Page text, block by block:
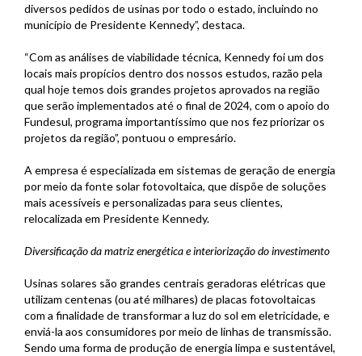
diversos pedidos de usinas por todo o estado, incluindo no
município de Presidente Kennedy”, destaca.
“Com as análises de viabilidade técnica, Kennedy foi um dos
locais mais propícios dentro dos nossos estudos, razão pela
qual hoje temos dois grandes projetos aprovados na região
que serão implementados até o final de 2024, com o apoio do
Fundesul, programa importantíssimo que nos fez priorizar os
projetos da região”, pontuou o empresário.
A empresa é especializada em sistemas de geração de energia
por meio da fonte solar fotovoltaica, que dispõe de soluções
mais acessíveis e personalizadas para seus clientes,
relocalizada em Presidente Kennedy.
Diversificação da matriz energética e interiorização do investimento
Usinas solares são grandes centrais geradoras elétricas que
utilizam centenas (ou até milhares) de placas fotovoltaicas
com a finalidade de transformar a luz do sol em eletricidade, e
enviá-la aos consumidores por meio de linhas de transmissão.
Sendo uma forma de produção de energia limpa e sustentável,